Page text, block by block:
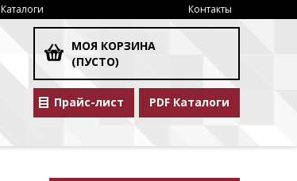
Каталоги Контакты
МОЯ КОРЗИНА
(ПУСТО)
Прайс-лист PDF Каталоги